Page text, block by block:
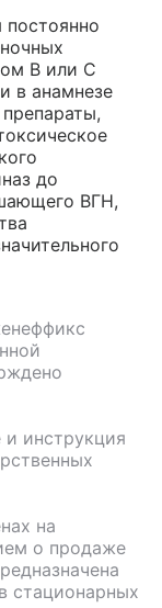
постоянно
В или С
в анамнезе
до
ВГН,
и инструкция
на
о продаже
стационарных